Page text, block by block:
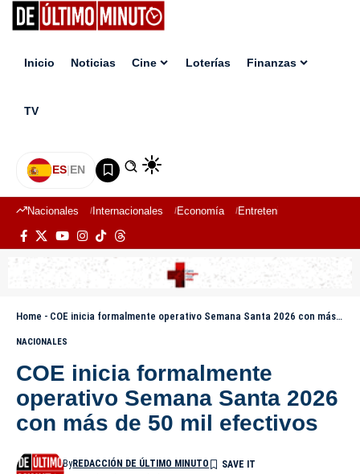
Inicio Noticias Cine Loterías Finanzas
TV
ES|EN
Nacionales Internacionales Economía Entretenimiento
Home - COE inicia formalmente operativo Semana Santa 2026 con más de 50 mil efectivos
NACIONALES
COE inicia formalmente
operativo Semana Santa 2026
con más de 50 mil efectivos
ByREDACCIÓN DE ÚLTIMO MINUTO